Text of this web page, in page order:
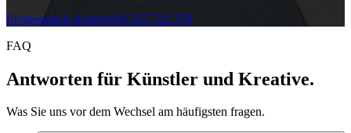
Erstgespräch sichern030 555 721 370
FAQ
Antworten für Künstler und Kreative.
Was Sie uns vor dem Wechsel am häufigsten fragen.